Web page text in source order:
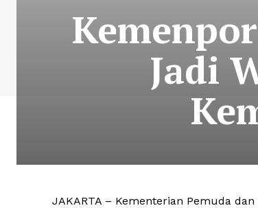
Jadi
JAKARTA – Kementerian Pemuda